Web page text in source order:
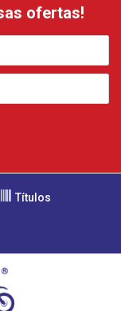
ofertas!
Títulos